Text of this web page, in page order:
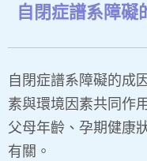
自閉症譜系障礙
自閉症譜系障礙的成
素與環境因素共同作
父母年齡、孕期健康
有關。